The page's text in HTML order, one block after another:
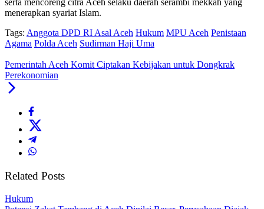
serta mencoreng citra Aceh selaku daerah serambi mekkah yang
menerapkan syariat Islam.
Tags: Anggota DPD RI Asal Aceh Hukum MPU Aceh Penistaan
Agama Polda Aceh Sudirman Haji Uma
Pemerintah Aceh Komit Ciptakan Kebijakan untuk Dongkrak
Perekonomian
Related Posts
Hukum